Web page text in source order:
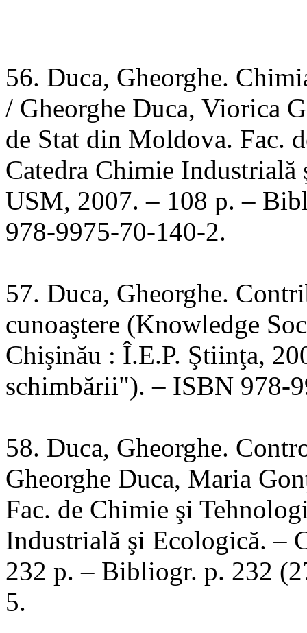
56. Duca, Gheorghe.
/ Gheorghe Duca, Viorica
de Stat din Moldova. Fac.
Catedra Chimie
USM, 2007. – 108 p. –
978-9975-70-140-2.
57. Duca, Gheorghe.
cunoaştere (Knowledge
Chişinău : Î.E.P. Ştiinţa,
schimbării"). – ISBN 978-
58. Duca, Gheorghe.
Gheorghe Duca, Maria
Fac. de Chimie şi
Industrială şi Ecologică. –
232 p. – Bibliogr. p. 232
5.